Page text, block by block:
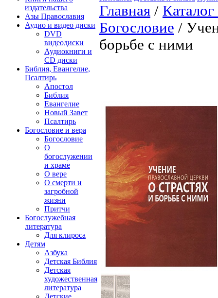
издательства
Азы Православия
Аудио и видео диски
DVD
видеодиски
Аудиокниги и
CD диски
Библия, Евангелие,
Псалтирь
Апостол
Библия
Евангелие
Новый Завет
Псалтирь
Богословие и вера
Богословие
О
богослужении
и храме
О вере
О смерти и
загробной
жизни
Притчи
Богослужебная
литература
Для клироса
Детям
Азбука
Детская Библия
Детская
художественная
литература
Детские
Главная /
Богословие /
борьбе с ними